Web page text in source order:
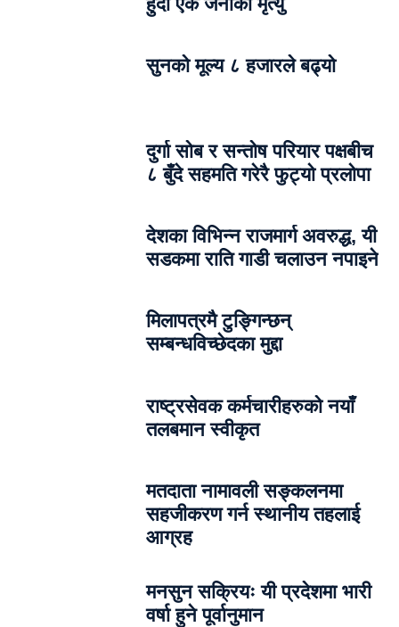
सुनको मूल्य ८ हजारले बढ्यो
दुर्गा सोब र सन्तोष परियार पक्षबीच
८ बुँदे सहमति गरेरै फुट्यो प्रलोपा
देशका विभिन्न राजमार्ग अवरुद्ध, यी
सडकमा राति गाडी चलाउन नपाइने
मिलापत्रमै टुङ्गिन्छन्
सम्बन्धविच्छेदका मुद्दा
राष्ट्रसेवक कर्मचारीहरुको नयाँ
तलबमान स्वीकृत
मतदाता नामावली सङ्कलनमा
सहजीकरण गर्न स्थानीय तहलाई
आग्रह
मनसुन सक्रियः यी प्रदेशमा भारी
वर्षा हुने पूर्वानुमान